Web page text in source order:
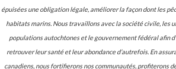
épuisées une obligation légale, améliorer la façon dont les
habitats marins. Nous travaillons avec la société civile, les
populations autochtones et le gouvernement fédéral afin
retrouver leur santé et leur abondance d’autrefois. En
canadiens, nous fortifierons nos communautés, profiterons